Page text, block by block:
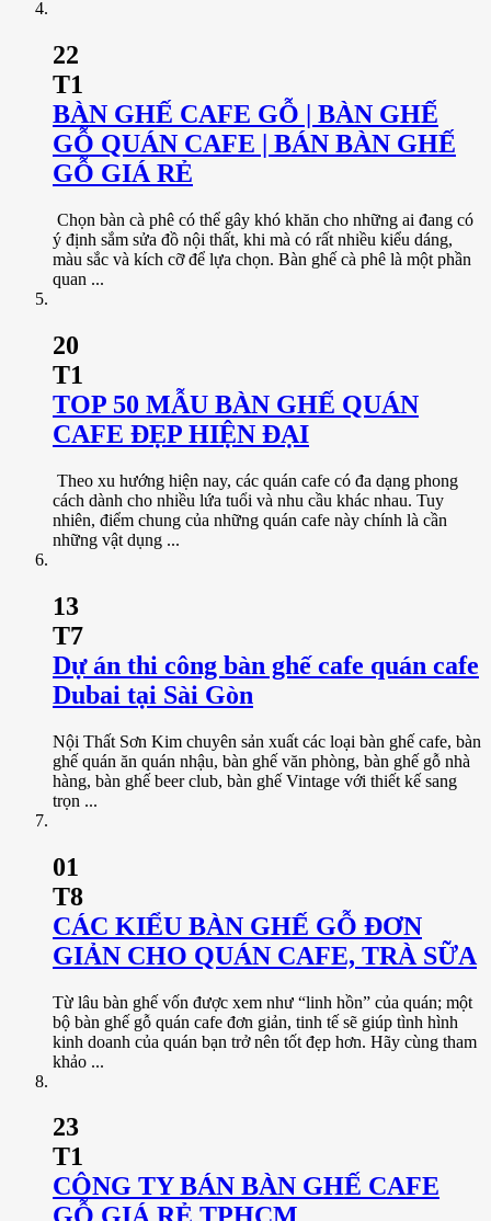
22
T1
BÀN GHẾ CAFE GỖ | BÀN GHẾ
GỖ QUÁN CAFE | BÁN BÀN GHẾ
GỖ GIÁ RẺ
Chọn bàn cà phê có thể gây khó khăn cho những ai đang có
ý định sắm sửa đồ nội thất, khi mà có rất nhiều kiểu dáng,
màu sắc và kích cỡ để lựa chọn. Bàn ghế cà phê là một phần
quan ...
20
T1
TOP 50 MẪU BÀN GHẾ QUÁN
CAFE ĐẸP HIỆN ĐẠI
Theo xu hướng hiện nay, các quán cafe có đa dạng phong
cách dành cho nhiều lứa tuổi và nhu cầu khác nhau. Tuy
nhiên, điểm chung của những quán cafe này chính là cần
những vật dụng ...
13
T7
Dự án thi công bàn ghế cafe quán cafe
Dubai tại Sài Gòn
Nội Thất Sơn Kim chuyên sản xuất các loại bàn ghế cafe, bàn
ghế quán ăn quán nhậu, bàn ghế văn phòng, bàn ghế gỗ nhà
hàng, bàn ghế beer club, bàn ghế Vintage với thiết kế sang
trọn ...
01
T8
CÁC KIỂU BÀN GHẾ GỖ ĐƠN
GIẢN CHO QUÁN CAFE, TRÀ SỮA
Từ lâu bàn ghế vốn được xem như “linh hồn” của quán; một
bộ bàn ghế gỗ quán cafe đơn giản, tinh tế sẽ giúp tình hình
kinh doanh của quán bạn trở nên tốt đẹp hơn. Hãy cùng tham
khảo ...
23
T1
CÔNG TY BÁN BÀN GHẾ CAFE